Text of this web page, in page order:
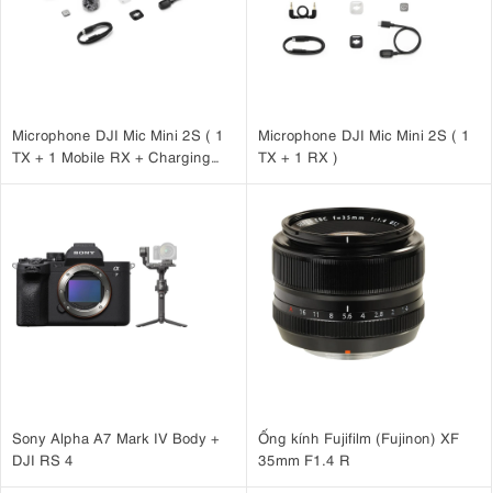
Microphone DJI Mic Mini 2S ( 1
TX + 1 Mobile RX + Charging
Microphone DJI Mic Mini 2S ( 1
TX + 1 RX )
Sony Alpha A7 Mark IV Body +
DJI RS 4
Ống kính Fujifilm (Fujinon) XF
35mm F1.4 R